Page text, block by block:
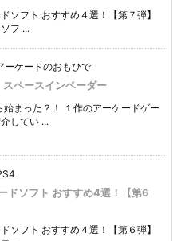
ソフト おすすめ４選！【第７弾】
フ ...
ーケードのおもひで
スペースインベーダー
まった？！ １作のアーケードゲー
してい ...
ドソフト おすすめ4選！【第6
ソフト おすすめ４選！【第６弾】